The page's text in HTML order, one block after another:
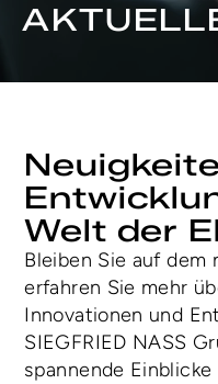
Welt der
Bleiben Sie auf dem
erfahren Sie mehr
Innovationen und
SIEGFRIED NASS
spannende